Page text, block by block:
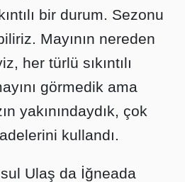
bir durum. Sezonu
Mayının nereden
her türlü sıkıntılı
görmedik ama
yakınındaydık, çok
kullandı.
Ulaş da İğneada